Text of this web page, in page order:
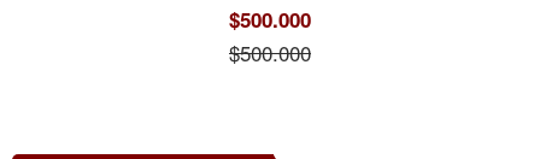
$500.000
$500.000